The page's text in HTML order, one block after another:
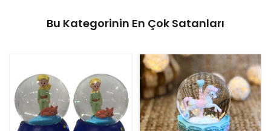
Bu Kategorinin En Çok Satanları